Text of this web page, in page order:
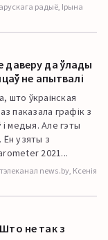
радыё, Ірына
даверу да ўлады
не апытвалі
што ўкраінская
паказала графік з
медыя. Але гэты
Ён узяты з
2021...
news.by, Ксенія
не так з